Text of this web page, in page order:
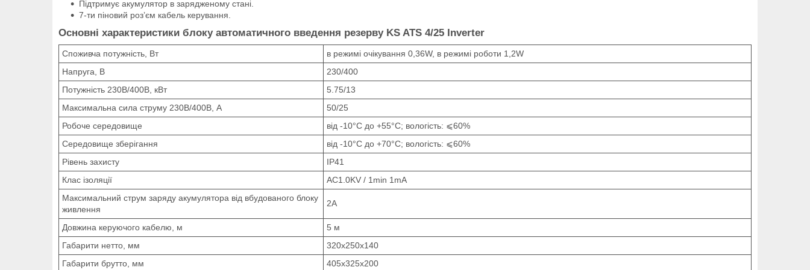
Підтримує акумулятор в зарядженому стані.
7-ти піновий роз’єм кабель керування.
Основні характеристики блоку автоматичного введення резерву KS ATS 4/25 Inverter
Споживча потужність, Вт
в режимі очікування 0,36W, в режимі роботи 1,2W
Напруга, В
230/400
Потужність 230В/400В, кВт
5.75/13
Максимальна сила струму 230В/400В, А
50/25
Робоче середовище
від -10°С до +55°С; вологість: ⩽60%
Середовище зберігання
від -10°С до +70°С; вологість: ⩽60%
Рівень захисту
IP41
Клас ізоляції
AC1.0KV / 1min 1mA
Максимальний струм заряду акумулятора від вбудованого блоку
живлення
2А
Довжина керуючого кабелю, м
5 м
Габарити нетто, мм
320х250х140
Габарити брутто, мм
405х325х200